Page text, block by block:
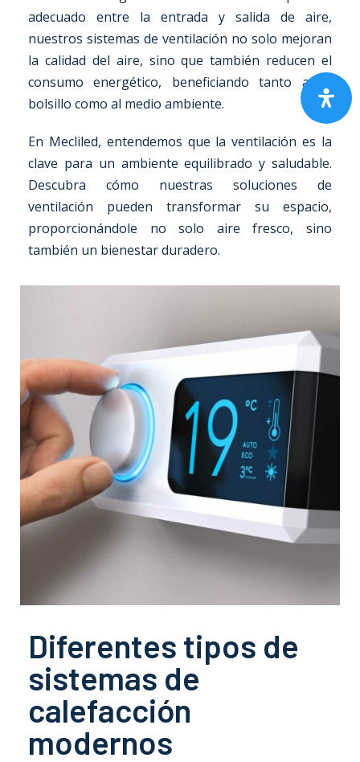
adecuado entre la entrada y salida de aire,
nuestros sistemas de ventilación no solo mejoran
la calidad del aire, sino que también reducen el
consumo energético, beneficiando tanto a tu
bolsillo como al medio ambiente.
En Mecliled, entendemos que la ventilación es la
clave para un ambiente equilibrado y saludable.
Descubra cómo nuestras soluciones de
ventilación pueden transformar su espacio,
proporcionándole no solo aire fresco, sino
también un bienestar duradero.
Diferentes tipos de
sistemas de
calefacción
modernos